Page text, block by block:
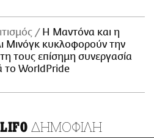
Η Μαντόνα και η
Μινόγκ κυκλοφορούν την
τους επίσημη συνεργασία
το WorldPride
ΔΗΜΟΦΙΛΗ